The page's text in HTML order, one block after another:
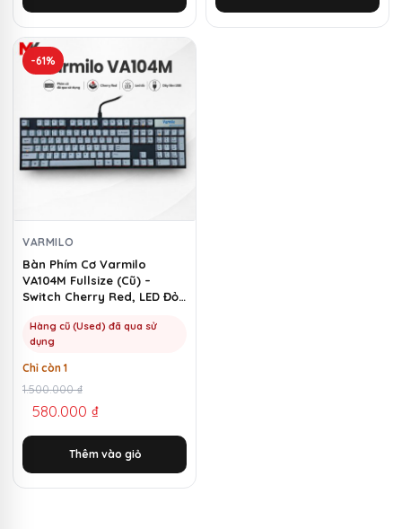
430.000 ₫.
1.150.000 ₫.
-61%
VARMILO
Bàn Phím Cơ Varmilo
VA104M Fullsize (Cũ) –
Switch Cherry Red, LED Đỏ |
Hàng cũ (Used) đã qua sử
dụng
Chỉ còn 1
1.500.000₫
Giá
gốc
là:
1.500.000 ₫.
580.000 ₫
Giá
hiện
tại
là:
580.000 ₫.
Thêm vào giỏ